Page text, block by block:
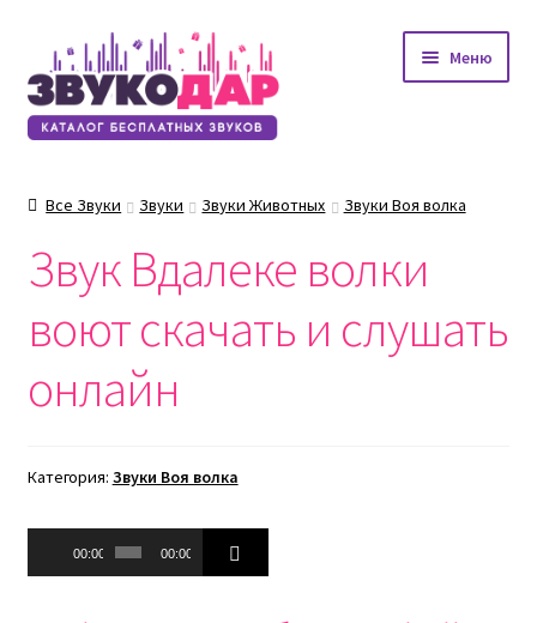
Перейти
к
навигации
Перейти
к
содержимому
Меню
Все Звуки Звуки Звуки Животных Звуки Воя волка
Звук Вдалеке волки
воют скачать и слушать
онлайн
Категория: Звуки Воя волка
Аудиоплеер
00:00 00:00